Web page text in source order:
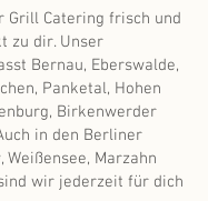
Grill Catering frisch und
zu dir. Unser
Bernau, Eberswalde,
Panketal, Hohen
Birkenwerder
in den Berliner
Weißensee, Marzahn
wir jederzeit für dich